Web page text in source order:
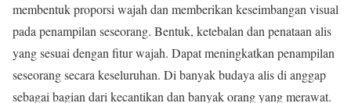
membentuk proporsi wajah dan memberikan keseimbangan visual
pada penampilan seseorang. Bentuk, ketebalan dan penataan alis
yang sesuai dengan fitur wajah. Dapat meningkatkan penampilan
seseorang secara keseluruhan. Di banyak budaya alis di anggap
sebagai bagian dari kecantikan dan banyak orang yang merawat.